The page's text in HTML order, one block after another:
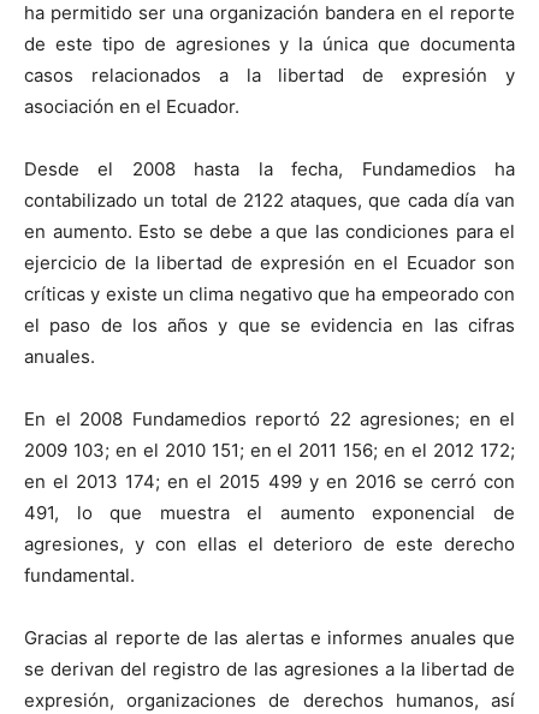
ha permitido ser una organización bandera en el reporte
de este tipo de agresiones y la única que documenta
casos relacionados a la libertad de expresión y
asociación en el Ecuador.
Desde el 2008 hasta la fecha, Fundamedios ha
contabilizado un total de 2122 ataques, que cada día van
en aumento. Esto se debe a que las condiciones para el
ejercicio de la libertad de expresión en el Ecuador son
críticas y existe un clima negativo que ha empeorado con
el paso de los años y que se evidencia en las cifras
anuales.
En el 2008 Fundamedios reportó 22 agresiones; en el
2009 103; en el 2010 151; en el 2011 156; en el 2012 172;
en el 2013 174; en el 2015 499 y en 2016 se cerró con
491, lo que muestra el aumento exponencial de
agresiones, y con ellas el deterioro de este derecho
fundamental.
Gracias al reporte de las alertas e informes anuales que
se derivan del registro de las agresiones a la libertad de
expresión, organizaciones de derechos humanos, así